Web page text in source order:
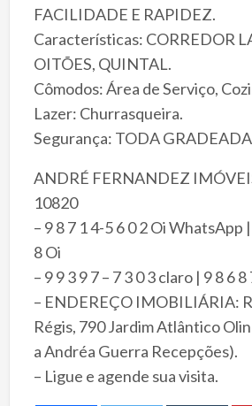
FACILIDADE E RAPIDEZ.
Características: CORREDOR
OITÕES, QUINTAL.
Cômodos: Área de Serviço,
Lazer: Churrasqueira.
Segurança: TODA
ANDRÉ FERNANDEZ
10820
– 9 8 7 1 4-5 6 0 2 Oi WhatsApp |
8 Oi
– 9 9 3 9 7 – 7 3 0 3 claro | 9 8 6
– ENDEREÇO IMOBILIÁRIA:
Régis, 790 Jardim Atlântico
a Andréa Guerra Recepções).
– Ligue e agende sua visita.